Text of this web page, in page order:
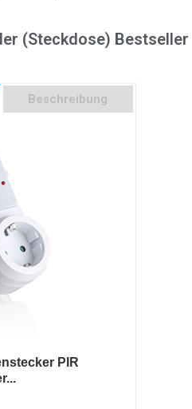
(Steckdose) Bestseller
Beschreibung
PIR